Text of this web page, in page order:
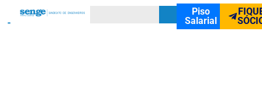
Piso
Salarial